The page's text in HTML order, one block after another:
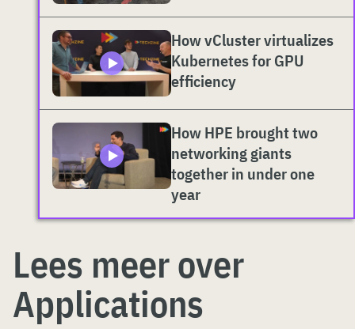
How vCluster virtualizes
Kubernetes for GPU
efficiency
How HPE brought two
networking giants
together in under one
year
Lees meer over
Applications